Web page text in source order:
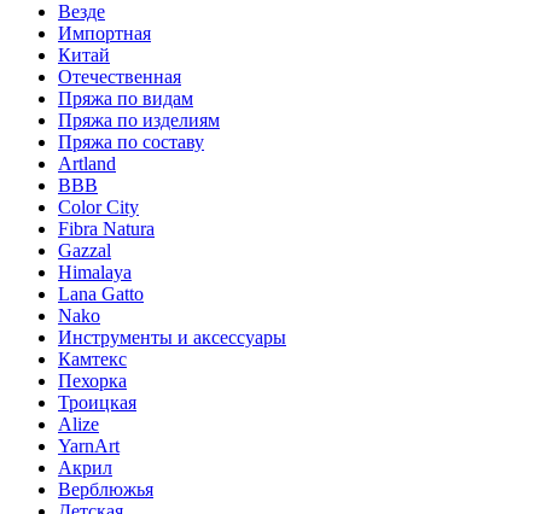
Везде
Импортная
Китай
Отечественная
Пряжа по видам
Пряжа по изделиям
Пряжа по составу
Artland
BBB
Color City
Fibra Natura
Gazzal
Himalaya
Lana Gatto
Nako
Инструменты и аксессуары
Камтекс
Пехорка
Троицкая
Alize
YarnArt
Акрил
Верблюжья